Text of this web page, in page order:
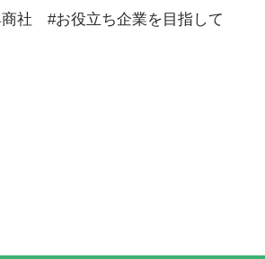
社 #お役立ち企業を目指して